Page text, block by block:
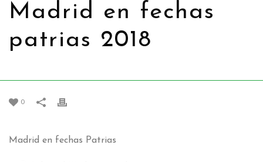
Madrid en fechas
patrias 2018
0
Madrid en fechas Patrias